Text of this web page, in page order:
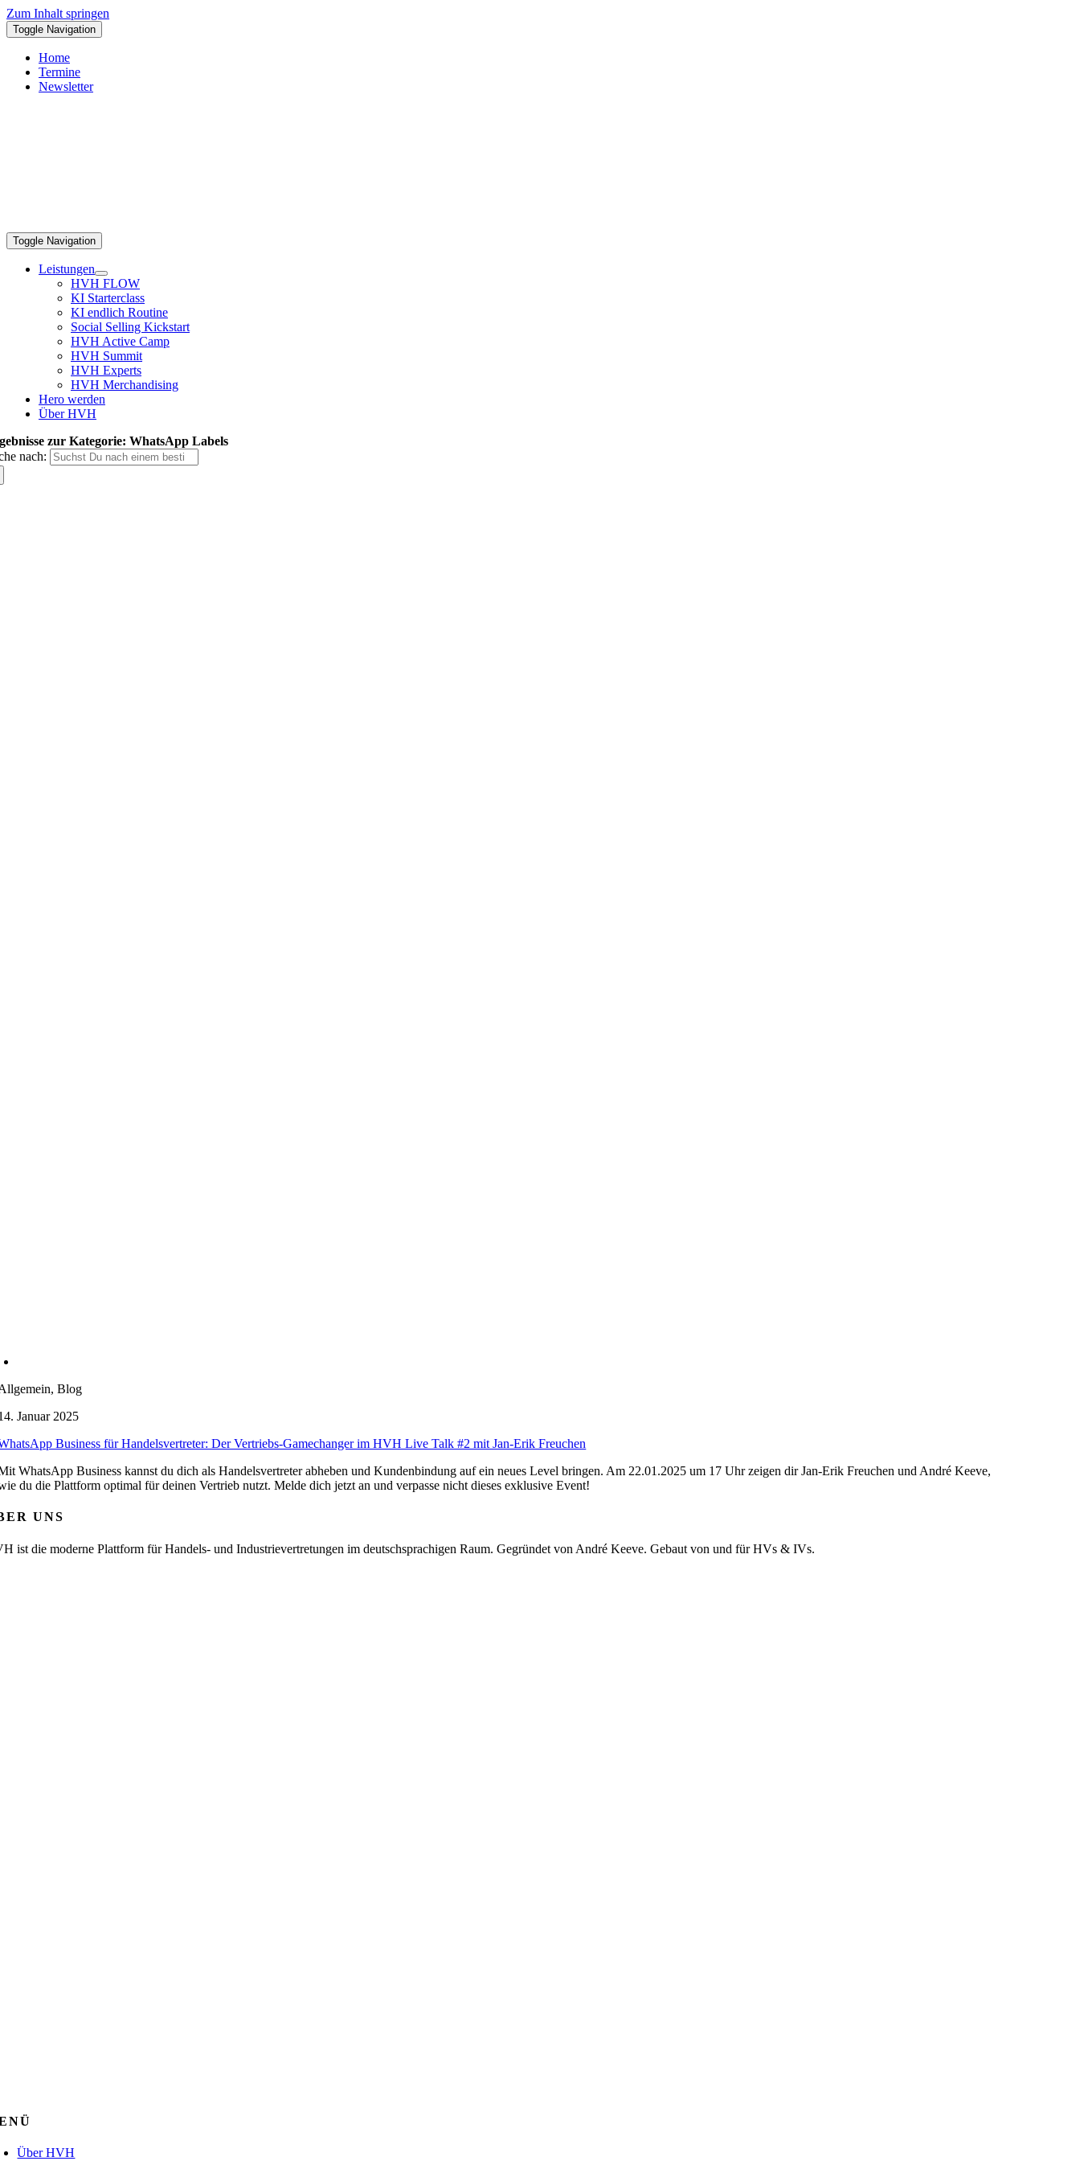
Zum Inhalt springen
Toggle Navigation
Home
Termine
Newsletter
Toggle Navigation
Leistungen
HVH FLOW
KI Starterclass
KI endlich Routine
Social Selling Kickstart
HVH Active Camp
HVH Summit
HVH Experts
HVH Merchandising
Hero werden
Über HVH
zur Kategorie: WhatsApp Labels
nach:
Blog
Januar 2025
Business für Handelsvertreter: Der Vertriebs-Gamechanger im HVH Live Talk #2 mit Jan-Erik Freuchen
WhatsApp Business kannst du dich als Handelsvertreter abheben und Kundenbindung auf ein neues Level bringen. Am 22.01.2025 um 17 Uhr zeigen dir Jan-Erik Freuchen und André Keeve,
du die Plattform optimal für deinen Vertrieb nutzt. Melde dich jetzt an und verpasse nicht dieses exklusive Event!
UNS
ist die moderne Plattform für Handels- und Industrievertretungen im deutschsprachigen Raum. Gegründet von André Keeve. Gebaut von und für HVs & IVs.
Über HVH